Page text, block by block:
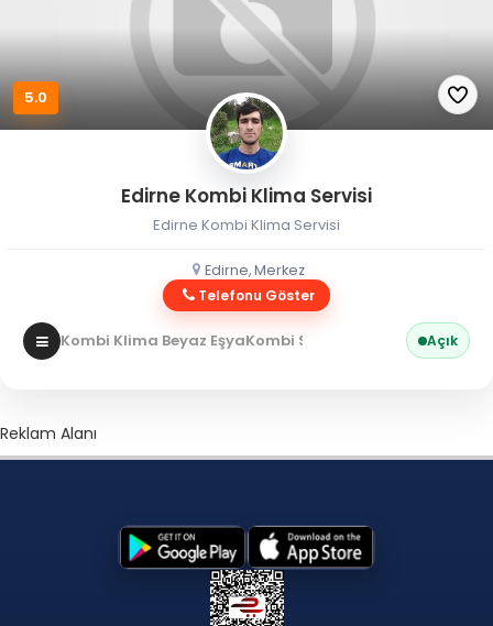
5.0
Edirne Kombi Klima Servisi
Edirne Kombi Klima Servisi
Edirne, Merkez
Telefonu Göster
Kombi Klima Beyaz EşyaKombi Servisi Açık
Reklam Alanı